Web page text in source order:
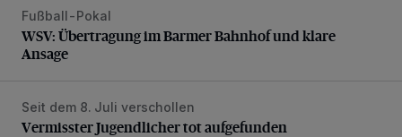
WSV: Übertragung im Barmer Bahnhof und klare Ansage
Fußball-Pokal
WSV: Übertragung im Barmer Bahnhof und klare
Ansage
Vermisster Jugendlicher tot aufgefunden
Seit dem 8. Juli verschollen
Vermisster Jugendlicher tot aufgefunden